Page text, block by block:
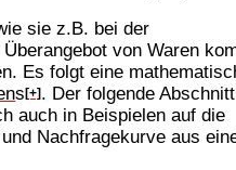
sie z.B. bei der
von Waren
Es folgt eine
s[+] . Der folgende Abschnitt
auch in Beispielen auf die
Nachfragekurve aus